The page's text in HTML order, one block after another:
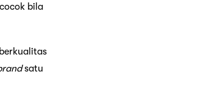
bila
satu